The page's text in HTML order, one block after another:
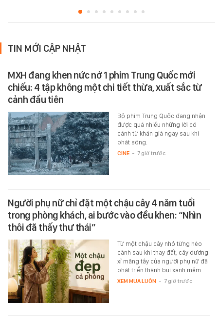
TIN MỚI CẬP NHẬT
MXH đang khen nức nở 1 phim Trung Quốc mới
chiếu: 4 tập không một chi tiết thừa, xuất sắc từ
cảnh đầu tiên
Bộ phim Trung Quốc đang nhận
được quá nhiều những lời có
cánh từ khán giả ngay sau khi
phát sóng.
CINE - 7 giờ trước
Người phụ nữ chỉ đặt một chậu cây 4 năm tuổi
trong phòng khách, ai bước vào đều khen: “Nhìn
thôi đã thấy thư thái”
Từ một chậu cây nhỏ từng héo
cành sau khi thay đất, cây dương
xỉ măng tây của người phụ nữ đã
phát triển thành bụi xanh mềm…
XEM MUA LUÔN - 7 giờ trước